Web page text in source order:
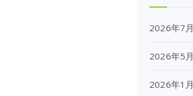
2026年7月
2026年5月
2026年1月